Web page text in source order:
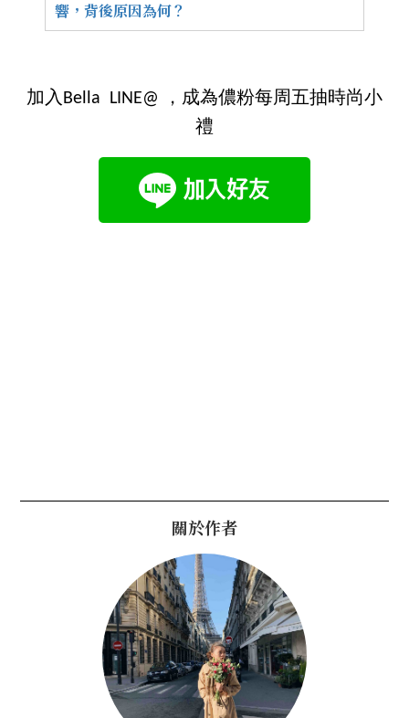
響，背後原因為何？
加入Bella LINE@ ，成為儂粉每周五抽時尚小
禮
關於作者